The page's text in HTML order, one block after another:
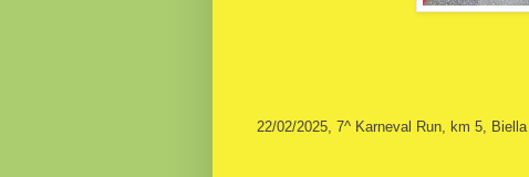
22/02/2025, 7^ Karneval Run, km 5, Biella